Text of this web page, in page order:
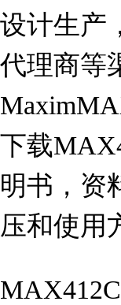
设计生产
代理商等
下载
明书，资
压和使用